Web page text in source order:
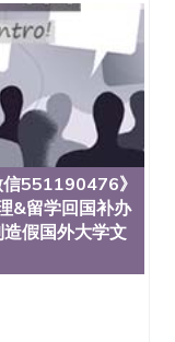
Jose State
Jose State
Jose State
Jose State
Jose State
（San Jose
Jose State
State
State
State
Jose State
Jose State
San Jose
San Jose
San Jose
San Jose
551190476》
&留学回国补办
假国外大学文